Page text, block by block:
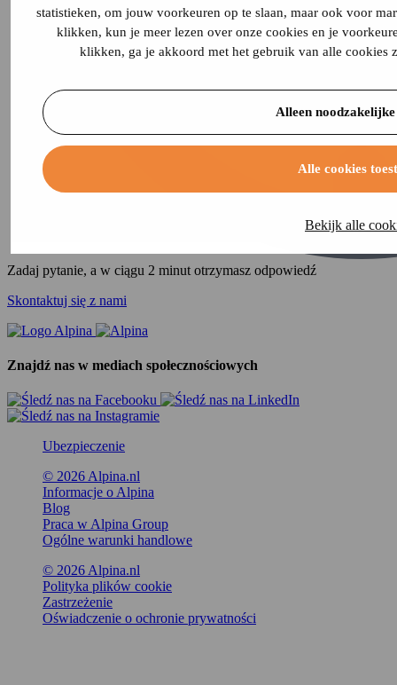
statistieken, om jouw voorkeuren op te slaan, maar ook voor
klikken, kun je meer lezen over onze cookies en je
klikken, ga je akkoord met het gebruik van alle cookies
Alleen noodzakelijke
Alle cookies
Bekijk alle
Zadaj pytanie, a w ciągu 2 minut otrzymasz odpowiedź
Skontaktuj się z nami
Znajdź nas w mediach społecznościowych
Ubezpieczenie
© 2026 Alpina.nl
Informacje o Alpina
Blog
Praca w Alpina Group
Ogólne warunki handlowe
© 2026 Alpina.nl
Polityka plików cookie
Zastrzeżenie
Oświadczenie o ochronie prywatności